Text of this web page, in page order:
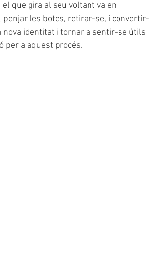
que gira al seu voltant va en
penjar les botes, retirar-se, i convertir-
nova identitat i tornar a sentir-se útils
per a aquest procés.